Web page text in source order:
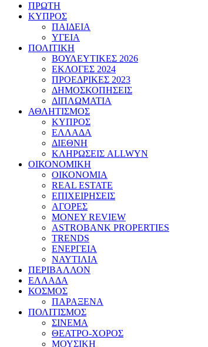
ΠΡΩΤΗ
ΚΥΠΡΟΣ
ΠΑΙΔΕΙΑ
ΥΓΕΙΑ
ΠΟΛΙΤΙΚΗ
ΒΟΥΛΕΥΤΙΚΕΣ 2026
ΕΚΛΟΓΕΣ 2024
ΠΡΟΕΔΡΙΚΕΣ 2023
ΔΗΜΟΣΚΟΠΗΣΕΙΣ
ΔΙΠΛΩΜΑΤΙΑ
ΑΘΛΗΤΙΣΜΟΣ
ΚΥΠΡΟΣ
ΕΛΛΑΔΑ
ΔΙΕΘΝΗ
ΚΛΗΡΩΣΕΙΣ ALLWYN
ΟΙΚΟΝΟΜΙΚΗ
ΟΙΚΟΝΟΜΙΑ
REAL ESTATE
ΕΠΙΧΕΙΡΗΣΕΙΣ
ΑΓΟΡΕΣ
MONEY REVIEW
ASTROBANK PROPERTIES
TRENDS
ΕΝΕΡΓΕΙΑ
ΝΑΥΤΙΛΙΑ
ΠΕΡΙΒΑΛΛΟΝ
ΕΛΛΑΔΑ
ΚΟΣΜΟΣ
ΠΑΡΑΞΕΝΑ
ΠΟΛΙΤΙΣΜΟΣ
ΣΙΝΕΜΑ
ΘΕΑΤΡΟ-ΧΟΡΟΣ
ΜΟΥΣΙΚΗ